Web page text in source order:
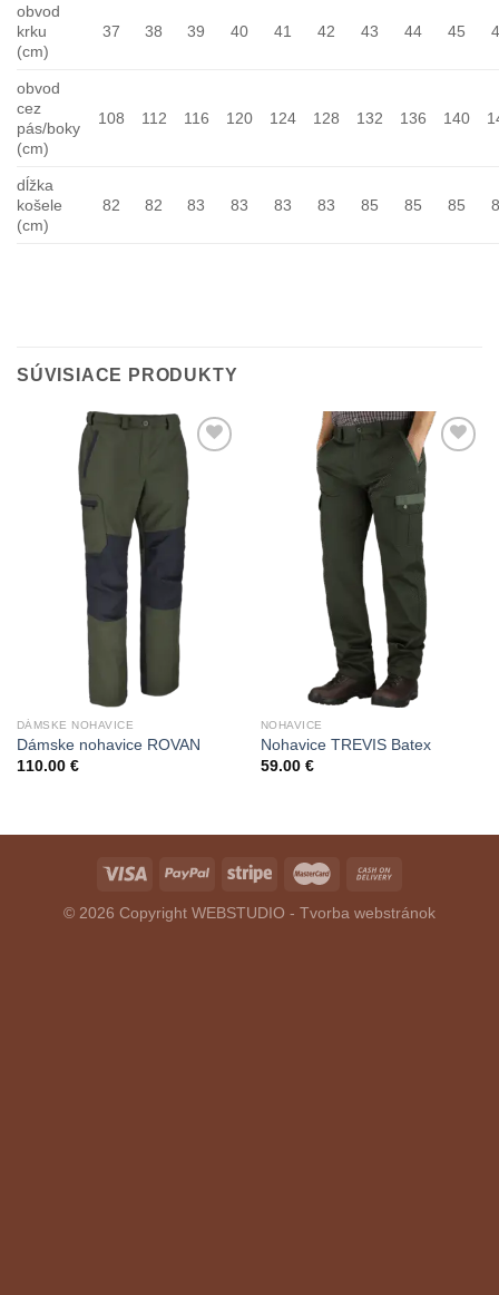
obvod
krku
(cm)
37 38 39 40 41 42 43 44 45
obvod
cez
pás/boky
(cm)
108 112 116 120 124 128 132 136 140
dĺžka
košele
(cm)
82 82 83 83 83 83 85 85 85
SÚVISIACE PRODUKTY
Add to
DÁMSKE NOHAVICE
Dámske nohavice ROVAN
110.00 €
Wishlist
NOHAVICE
Nohavice TREVIS Batex
59.00 €
© 2026 Copyright WEBSTUDIO - Tvorba webstránok